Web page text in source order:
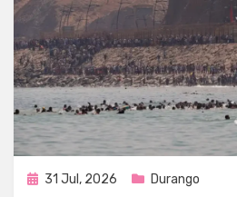
Publicada
31 Jul, 2026 Durango